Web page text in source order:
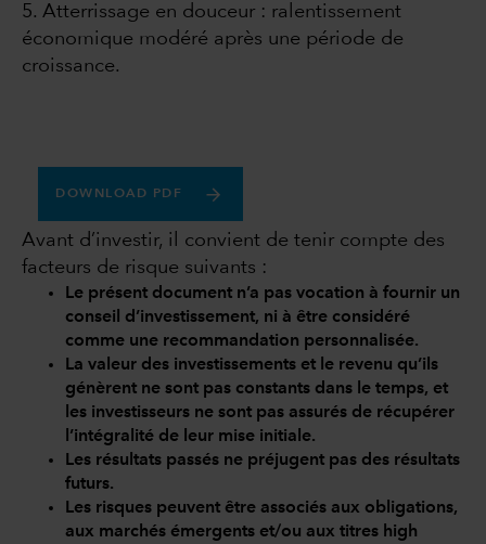
5. Atterrissage en douceur : ralentissement
économique modéré après une période de
croissance.
DOWNLOAD PDF
Avant d’investir, il convient de tenir compte des
facteurs de risque suivants :
Le présent document n’a pas vocation à fournir un
conseil d’investissement, ni à être considéré
comme une recommandation personnalisée.
La valeur des investissements et le revenu qu’ils
génèrent ne sont pas constants dans le temps, et
les investisseurs ne sont pas assurés de récupérer
l’intégralité de leur mise initiale.
Les résultats passés ne préjugent pas des résultats
futurs.
Les risques peuvent être associés aux obligations,
aux marchés émergents et/ou aux titres high